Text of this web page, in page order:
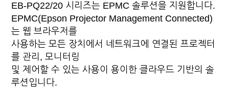
EB-PQ22/20 시리즈는 EPMC 솔루션을 지원합니다.
EPMC(Epson Projector Management Connected)
는 웹 브라우저를
사용하는 모든 장치에서 네트워크에 연결된 프로젝터
를 관리, 모니터링
및 제어할 수 있는 사용이 용이한 클라우드 기반의 솔
루션입니다.